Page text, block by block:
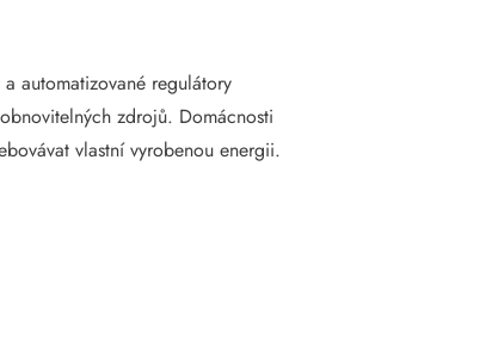
automatizované regulátory
zdrojů. Domácnosti
vlastní vyrobenou energii.